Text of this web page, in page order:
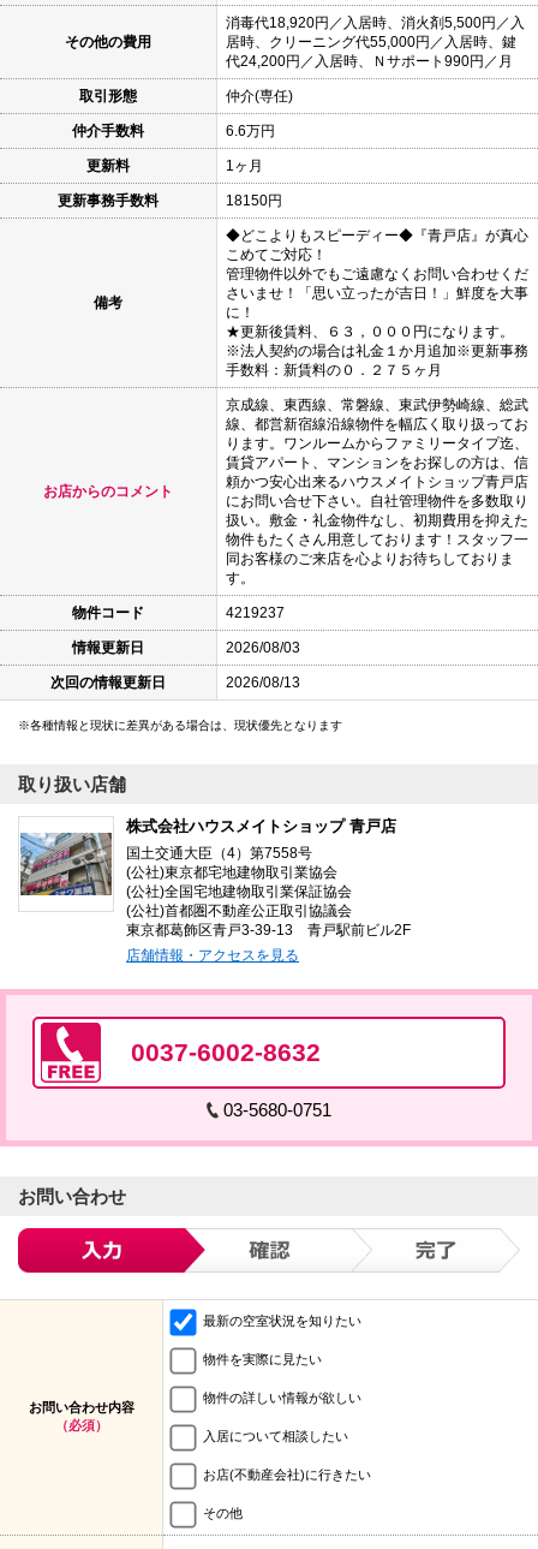
その他の費用
消毒代18,920円／入居時、消火剤5,500円／入
居時、クリーニング代55,000円／入居時、鍵
代24,200円／入居時、Ｎサポート990円／月
取引形態 仲介(専任)
仲介手数料 6.6万円
更新料 1ヶ月
更新事務手数料 18150円
備考
◆どこよりもスピーディー◆『青戸店』が真心
こめてご対応！
管理物件以外でもご遠慮なくお問い合わせくだ
さいませ！「思い立ったが吉日！」鮮度を大事
に！
★更新後賃料、６３，０００円になります。
※法人契約の場合は礼金１か月追加※更新事務
手数料：新賃料の０．２７５ヶ月
お店からのコメント
京成線、東西線、常磐線、東武伊勢崎線、総武
線、都営新宿線沿線物件を幅広く取り扱ってお
ります。ワンルームからファミリータイプ迄、
賃貸アパート、マンションをお探しの方は、信
頼かつ安心出来るハウスメイトショップ青戸店
にお問い合せ下さい。自社管理物件を多数取り
扱い。敷金・礼金物件なし、初期費用を抑えた
物件もたくさん用意しております！スタッフ一
同お客様のご来店を心よりお待ちしておりま
す。
物件コード 4219237
情報更新日 2026/08/03
次回の情報更新日 2026/08/13
各種情報と現状に差異がある場合は、現状優先となります
取り扱い店舗
株式会社ハウスメイトショップ 青戸店
国土交通大臣（4）第7558号
(公社)東京都宅地建物取引業協会
(公社)全国宅地建物取引業保証協会
(公社)首都圏不動産公正取引協議会
東京都葛飾区青戸3-39-13 青戸駅前ビル2F
店舗情報・アクセスを見る
0037-6002-8632
03-5680-0751
お問い合わせ
お問い合わせ内容
（必須）
最新の空室状況を知りたい
物件を実際に見たい
物件の詳しい情報が欲しい
入居について相談したい
お店(不動産会社)に行きたい
その他